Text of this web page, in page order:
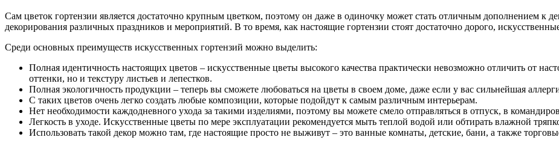
Сам цветок гортензии является достаточно крупным цветком, поэтому он даже в одиночку может стать отличным дополнением к
декорирования различных праздников и мероприятий. В то время, как настоящие гортензии стоят достаточно дорого,
Среди основных преимуществ искусственных гортензий можно выделить:
Полная идентичность настоящих цветов – искусственные цветы высокого качества практически невозможно отличить от
оттенки, но и текстуру листьев и лепестков.
Полная экологичность продукции – теперь вы сможете любоваться на цветы в своем доме, даже если у вас сильнейшая
С таких цветов очень легко создать любые композиции, которые подойдут к самым различным интерьерам.
Нет необходимости каждодневного ухода за такими изделиями, поэтому вы можете смело отправляться в отпуск, в
Легкость в уходе. Искусственные цветы по мере эксплуатации рекомендуется мыть теплой водой или обтирать влажной
Использовать такой декор можно там, где настоящие просто не выживут – это ванные комнаты, детские, бани, а также